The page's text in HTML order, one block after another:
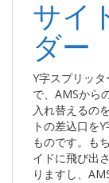
サイ
ダー
Y字スプリッ
で、AMSから
入れ替えるの
トの差込口を
ものです。も
イドに飛び出
りますし、